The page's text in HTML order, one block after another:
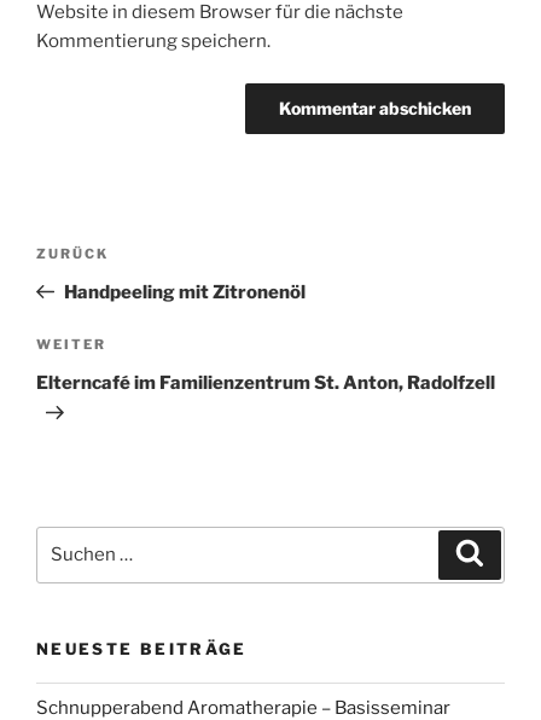
Website in diesem Browser für die nächste
Kommentierung speichern.
Beitragsnavigation
Vorheriger
Beitrag
ZURÜCK
Handpeeling mit Zitronenöl
Nächster
Beitrag
WEITER
Elterncafé im Familienzentrum St. Anton, Radolfzell
nach:
NEUESTE BEITRÄGE
Schnupperabend Aromatherapie – Basisseminar